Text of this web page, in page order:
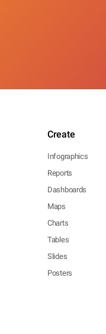
Create
Infographics
Reports
Dashboards
Maps
Charts
Tables
Slides
Posters